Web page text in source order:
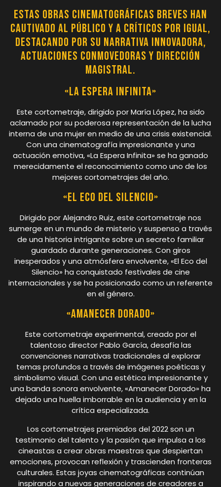
Estas obras cinematográficas breves han
cautivado al público y a críticos por igual,
destacando por su narrativa innovadora,
actuaciones conmovedoras y dirección
magistral.
«La Espera Infinita»
Este cortometraje, dirigido por María López, ha sido
aclamado por su poderosa representación de la lucha
interna de una mujer en medio de una crisis existencial.
Con una cinematografía impresionante y una
actuación emotiva, «La Espera Infinita» se ha ganado
merecidamente el reconocimiento como uno de los
mejores cortometrajes del año.
«El Eco del Silencio»
Dirigido por Alejandro Ruiz, este cortometraje nos
sumerge en un mundo de misterio y suspenso a través
de una historia intrigante sobre un secreto familiar
guardado durante generaciones. Con giros
inesperados y una atmósfera envolvente, «El Eco del
Silencio» ha conquistado festivales de cine
internacionales y se ha posicionado como un referente
en el género.
«Amanecer Dorado»
Este cortometraje experimental, creado por el
talentoso director Pablo García, desafía las
convenciones narrativas tradicionales al explorar
temas profundos a través de imágenes poéticas y
simbolismo visual. Con una estética impresionante y
una banda sonora envolvente, «Amanecer Dorado» ha
dejado una huella imborrable en la audiencia y en la
crítica especializada.
Los cortometrajes premiados del 2022 son un
testimonio del talento y la pasión que impulsa a los
cineastas a crear obras maestras que despiertan
emociones, provocan reflexión y trascienden fronteras
culturales. Estas joyas cinematográficas continúan
inspirando a nuevas generaciones de creadores a